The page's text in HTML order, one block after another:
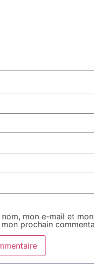
mon e-mail et
prochain